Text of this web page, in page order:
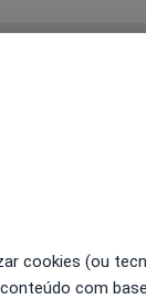
cookies (ou
com